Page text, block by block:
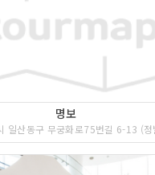
명보
일산동구 무궁화로75번길 6-13 (정